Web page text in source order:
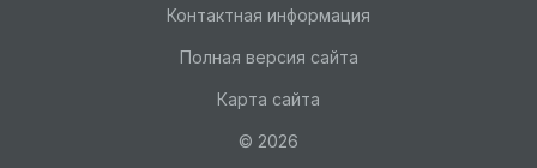
Контактная информация
Полная версия сайта
Карта сайта
© 2026